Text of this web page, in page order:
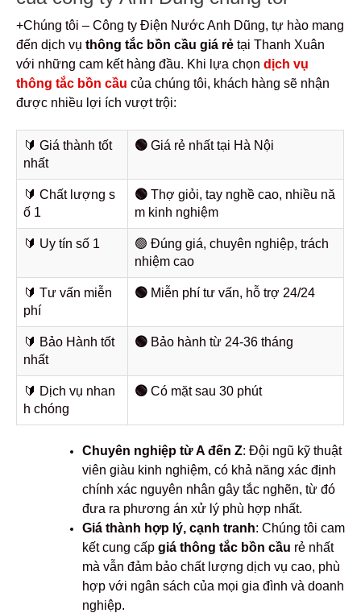
+Chúng tôi – Công ty Điện Nước Anh Dũng, tự hào mang
đến dịch vụ thông tắc bồn cầu giá rẻ tại Thanh Xuân
với những cam kết hàng đầu. Khi lựa chọn dịch vụ
thông tắc bồn cầu của chúng tôi, khách hàng sẽ nhận
được nhiều lợi ích vượt trội:
🔰️ Giá thành tốt
nhất
🟢 Giá rẻ nhất tại Hà Nội
🔰️ Chất lượng s
ố 1
🟢 Thợ giỏi, tay nghề cao, nhiều nă
m kinh nghiệm
🔰️ Uy tín số 1
🟢 Đúng giá, chuyên nghiệp, trách
nhiệm cao
🔰️ Tư vấn miễn
phí
🟢 Miễn phí tư vấn, hỗ trợ 24/24
🔰️ Bảo Hành tốt
nhất
🟢 Bảo hành từ 24-36 tháng
🔰️ Dịch vụ nhan
h chóng
🟢 Có mặt sau 30 phút
Chuyên nghiệp từ A đến Z: Đội ngũ kỹ thuật
viên giàu kinh nghiệm, có khả năng xác định
chính xác nguyên nhân gây tắc nghẽn, từ đó
đưa ra phương án xử lý phù hợp nhất.
Giá thành hợp lý, cạnh tranh: Chúng tôi cam
kết cung cấp giá thông tắc bồn cầu rẻ nhất
mà vẫn đảm bảo chất lượng dịch vụ cao, phù
hợp với ngân sách của mọi gia đình và doanh
nghiệp.